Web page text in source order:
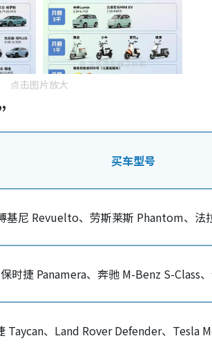
点击图片放大
买车型号
基尼 Revuelto、劳斯莱斯 Phantom、法
保时捷 Panamera、奔驰 M-Benz S-Class
Taycan、Land Rover Defender、Tesla